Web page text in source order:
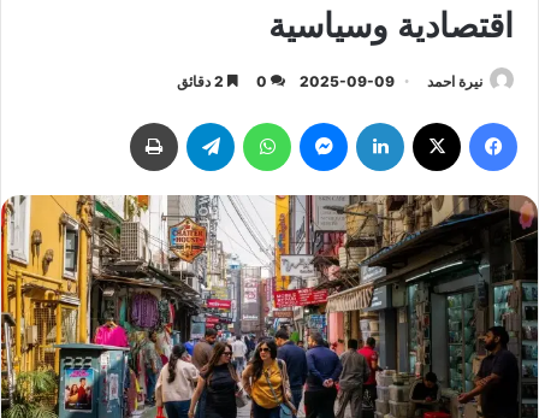
اقتصادية وسياسية
نيرة احمد 2025-09-09
0